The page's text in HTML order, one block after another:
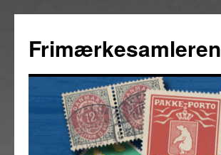
Frimærkesamleren